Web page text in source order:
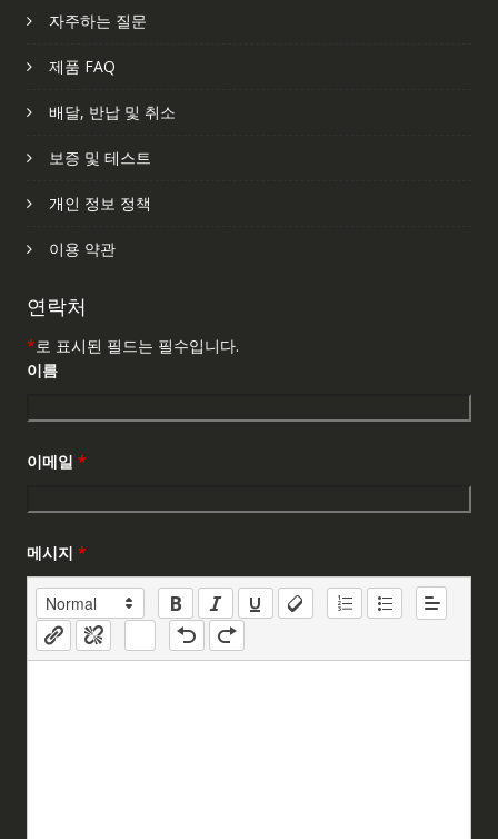
자주하는 질문
제품 FAQ
배달, 반납 및 취소
보증 및 테스트
개인 정보 정책
이용 약관
연락처
*로 표시된 필드는 필수입니다.
이름
이메일 *
메시지 *